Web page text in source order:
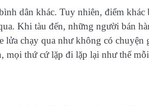
dân khác. Tuy nhiên, điểm khác
Khi tàu đến, những người bán
chạy qua như không có chuyện
mọi thứ cứ lặp đi lặp lại như thế